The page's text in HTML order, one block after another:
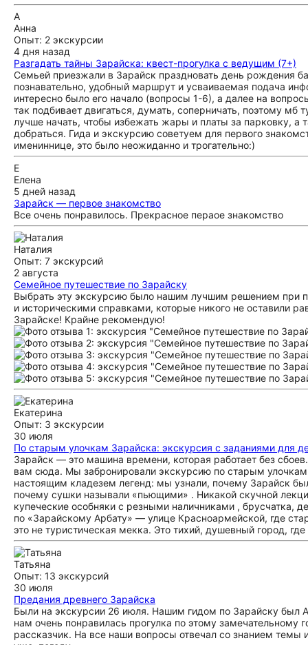
А
Анна
Опыт: 2 экскурсии
4 дня назад
Разгадать тайны Зарайска: квест-прогулка с ведущим (7+)
Семьей приезжали в Зарайск праздновать день рождения
познавательно, удобный маршрут и усваиваемая подача
интересно было его начало (вопросы 1-6), а далее на
так подбивает двигаться, думать, соперничать, поэтому мб
лучше начать, чтобы избежать жары и платы за парковку,
добраться. Гида и экскурсию советуем для первого
имениннице, это было неожиданно и трогательно:)
Е
Елена
5 дней назад
Зарайск — первое знакомство
Все очень понравилось. Прекрасное пераое знакомство
Наталия
Опыт: 7 экскурсий
2 августа
Семейное путешествие по Зарайску
Выбрать эту экскурсию было нашим лучшим решением при
и историческими справками, которые никого не оставили
Зарайске! Крайне рекомендую!
Екатерина
Опыт: 3 экскурсии
30 июля
По старым улочкам Зарайска: экскурсия с заданиями для
Зарайск — это машина времени, которая работает без
вам сюда. Мы забронировали экскурсию по старым
настоящим кладезем легенд: мы узнали, почему Зарайск
почему сушки называли «пьющими» . Никакой скучной
купеческие особняки с резными наличниками , брусчатка,
по «Зарайскому Арбату» — улице Красноармейской, где
это не туристическая мекка. Это тихий, душевный город,
Татьяна
Опыт: 13 экскурсий
30 июля
Предания древнего Зарайска
Были на экскурсии 26 июля. Нашим гидом по Зарайску
нам очень понравилась прогулка по этому замечательному
рассказчик. На все наши вопросы отвечал со знанием